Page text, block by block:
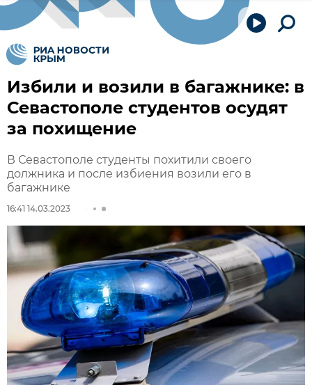
Избили и возили в багажнике: в
Севастополе студентов осудят
за похищение
В Севастополе студенты похитили своего
должника и после избиения возили его в
багажнике
16:41 14.03.2023